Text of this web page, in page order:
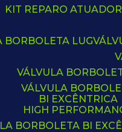
KIT REPARO ATUADOR
BORBOLETA LUG
VÁLVULA
VÁLVULA
BI EXCÊNTRICA
HIGH
BORBOLETA BI